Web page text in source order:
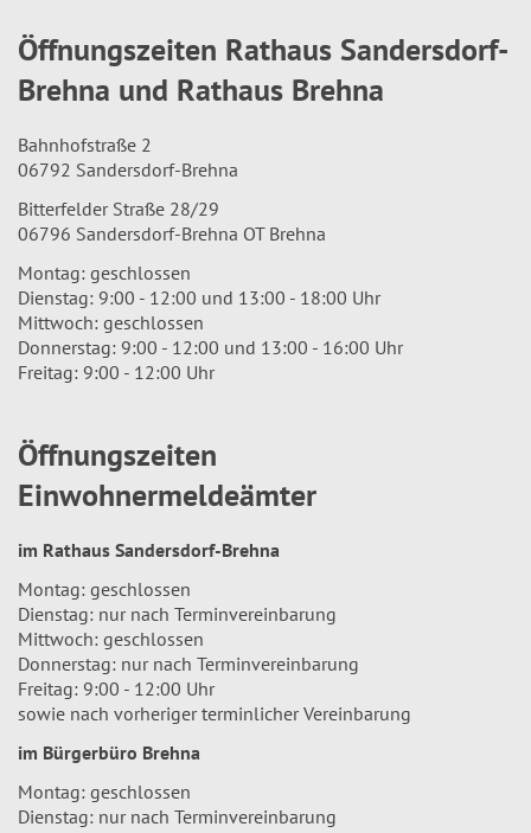
Öffnungszeiten Rathaus Sandersdorf-
Brehna und Rathaus Brehna
Bahnhofstraße 2
06792 Sandersdorf-Brehna
Bitterfelder Straße 28/29
06796 Sandersdorf-Brehna OT Brehna
Montag: geschlossen
Dienstag: 9:00 - 12:00 und 13:00 - 18:00 Uhr
Mittwoch: geschlossen
Donnerstag: 9:00 - 12:00 und 13:00 - 16:00 Uhr
Freitag: 9:00 - 12:00 Uhr
Öffnungszeiten
Einwohnermeldeämter
im Rathaus Sandersdorf-Brehna
Montag: geschlossen
Dienstag: nur nach Terminvereinbarung
Mittwoch: geschlossen
Donnerstag: nur nach Terminvereinbarung
Freitag: 9:00 - 12:00 Uhr
sowie nach vorheriger terminlicher Vereinbarung
im Bürgerbüro Brehna
Montag: geschlossen
Dienstag: nur nach Terminvereinbarung